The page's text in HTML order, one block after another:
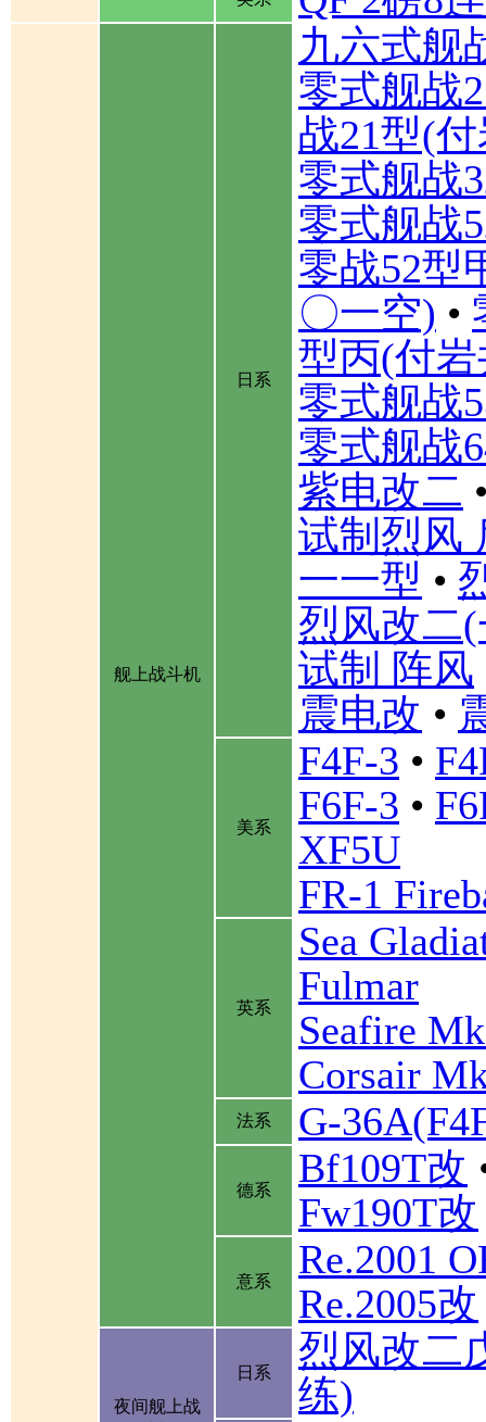
舰上战斗机
日系
九六式舰
零式舰战
战21型(
零式舰战
零式舰战
零战52型
〇一空) •
型丙(付
零式舰战
零式舰战
紫电改二
试制烈风
一一型 •
烈风改二
试制 阵风
震电改 •
美系
F4F-3 •
F6F-3 •
XF5U
FR-1
英系
Sea
Fulmar
Seafire
Corsair
法系 G-
德系 Bf109T改
Fw190T改
意系
Re.2001
Re.2005改
夜间舰上战
日系
烈风改二
练)